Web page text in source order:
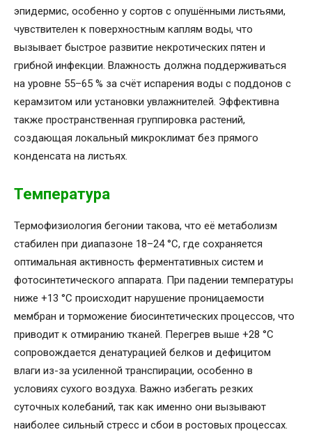
эпидермис, особенно у сортов с опушёнными листьями,
чувствителен к поверхностным каплям воды, что
вызывает быстрое развитие некротических пятен и
грибной инфекции. Влажность должна поддерживаться
на уровне 55–65 % за счёт испарения воды с поддонов с
керамзитом или установки увлажнителей. Эффективна
также пространственная группировка растений,
создающая локальный микроклимат без прямого
конденсата на листьях.
Температура
Термофизиология бегонии такова, что её метаболизм
стабилен при диапазоне 18–24 °C, где сохраняется
оптимальная активность ферментативных систем и
фотосинтетического аппарата. При падении температуры
ниже +13 °C происходит нарушение проницаемости
мембран и торможение биосинтетических процессов, что
приводит к отмиранию тканей. Перегрев выше +28 °C
сопровождается денатурацией белков и дефицитом
влаги из-за усиленной транспирации, особенно в
условиях сухого воздуха. Важно избегать резких
суточных колебаний, так как именно они вызывают
наиболее сильный стресс и сбои в ростовых процессах.